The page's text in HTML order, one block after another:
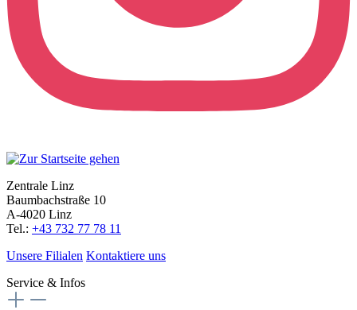
Zentrale Linz
Baumbachstraße 10
A-4020 Linz
Tel.: +43 732 77 78 11
Unsere Filialen Kontaktiere uns
Service & Infos